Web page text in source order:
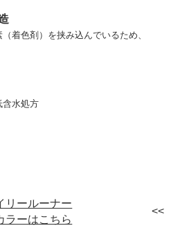
着色剤）を挟み込んでいるため、
含水処方
リールーナー
ラーはこちら